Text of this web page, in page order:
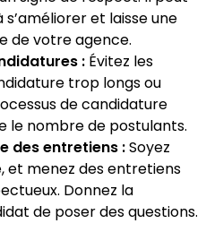
et laisse une
de votre agence.
:Évitez les
trop longs ou
de candidature
le nombre de postulants.
des entretiens :Soyez
et menez des entretiens
Donnez la
de poser des questions.